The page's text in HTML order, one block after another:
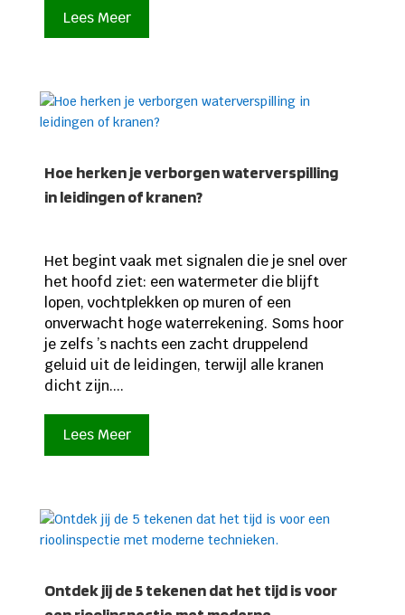
Lees Meer
Hoe herken je verborgen waterverspilling
in leidingen of kranen?
Het begint vaak met signalen die je snel over
het hoofd ziet: een watermeter die blijft
lopen, vochtplekken op muren of een
onverwacht hoge waterrekening. Soms hoor
je zelfs ’s nachts een zacht druppelend
geluid uit de leidingen, terwijl alle kranen
dicht zijn....
Lees Meer
Ontdek jij de 5 tekenen dat het tijd is voor